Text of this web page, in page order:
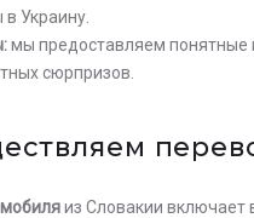
Украину.
мы предоставляем понятные
сюрпризов.
из Словакии включает